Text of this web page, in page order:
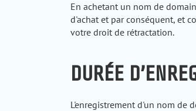
En achetant un nom de
d'achat et par conséquent, et
votre droit de rétractation.
DURÉE
L'enregistrement d'un nom de